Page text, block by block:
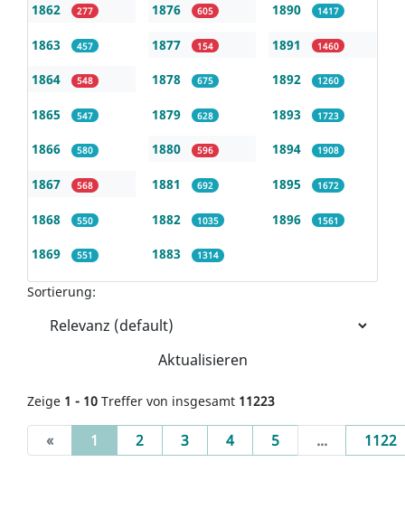
1862 277
1863 457
1864 548
1865 547
1866 580
1867 568
1868 550
1869 551
1876 605
1877 154
1878 675
1879 628
1880 596
1881 692
1882 1035
1883 1314
1890 1417
1891 1460
1892 1260
1893 1723
1894 1908
1895 1672
1896 1561
Sortierung:
Aktualisieren
Zeige 1 - 10 Treffer von insgesamt 11223
« 1 (current)
2 3 4 5 ... 1122